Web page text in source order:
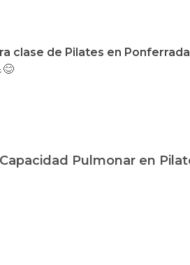
clase de Pilates en Ponferrada